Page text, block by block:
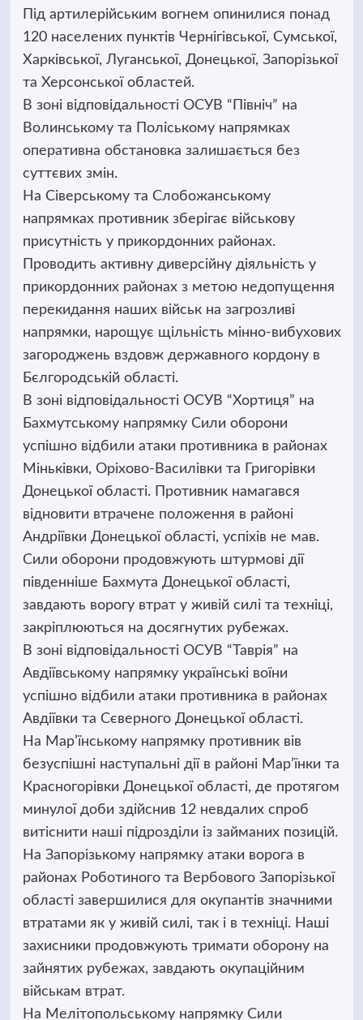
Під артилерійським вогнем опинилися понад
120 населених пунктів Чернігівської, Сумської,
Харківської, Луганської, Донецької, Запорізької
та Херсонської областей.
В зоні відповідальності ОСУВ “Північ” на
Волинському та Поліському напрямках
оперативна обстановка залишається без
суттєвих змін.
На Сіверському та Слобожанському
напрямках противник зберігає військову
присутність у прикордонних районах.
Проводить активну диверсійну діяльність у
прикордонних районах з метою недопущення
перекидання наших військ на загрозливі
напрямки, нарощує щільність мінно-вибухових
загороджень вздовж державного кордону в
Бєлгородській області.
В зоні відповідальності ОСУВ “Хортиця” на
Бахмутському напрямку Сили оборони
успішно відбили атаки противника в районах
Міньківки, Оріхово-Василівки та Григорівки
Донецької області. Противник намагався
відновити втрачене положення в районі
Андріївки Донецької області, успіхів не мав.
Сили оборони продовжують штурмові дії
південніше Бахмута Донецької області,
завдають ворогу втрат у живій силі та техніці,
закріплюються на досягнутих рубежах.
В зоні відповідальності ОСУВ “Таврія” на
Авдіївському напрямку українські воїни
успішно відбили атаки противника в районах
Авдіївки та Сєверного Донецької області.
На Мар’їнському напрямку противник вів
безуспішні наступальні дії в районі Мар’їнки та
Красногорівки Донецької області, де протягом
минулої доби здійснив 12 невдалих спроб
витіснити наші підрозділи із займаних позицій.
На Запорізькому напрямку атаки ворога в
районах Роботиного та Вербового Запорізької
області завершилися для окупантів значними
втратами як у живій силі, так і в техніці. Наші
захисники продовжують тримати оборону на
зайнятих рубежах, завдають окупаційним
військам втрат.
На Мелітопольському напрямку Сили